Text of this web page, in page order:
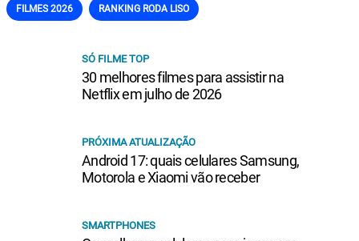
FILMES 2026 RANKING RODA LISO
SÓ FILME TOP
30 melhores filmes para assistir na
Netflix em julho de 2026
PRÓXIMA ATUALIZAÇÃO
Android 17: quais celulares Samsung,
Motorola e Xiaomi vão receber
SMARTPHONES